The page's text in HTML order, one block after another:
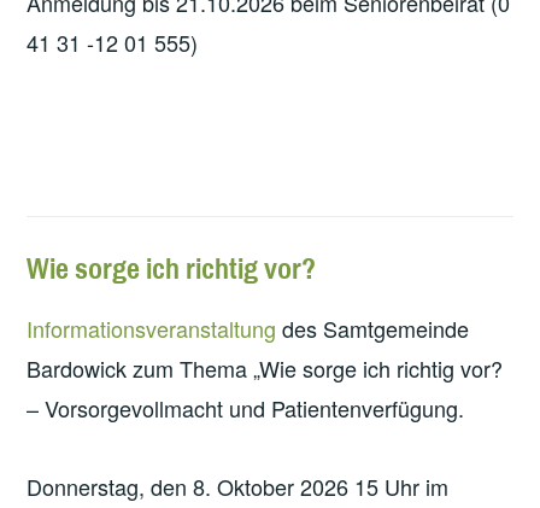
41 31 -12 01 555)
Wie sorge ich richtig vor?
Informationsveranstaltung des Samtgemeinde
Bardowick zum Thema „Wie sorge ich richtig vor?
– Vorsorgevollmacht und Patientenverfügung.
Donnerstag, den 8. Oktober 2026 15 Uhr im